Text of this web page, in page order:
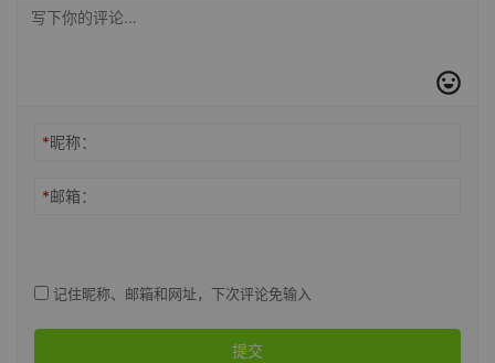
*昵称：
*邮箱：
记住昵称、邮箱和网址，下次评论免输入
提交